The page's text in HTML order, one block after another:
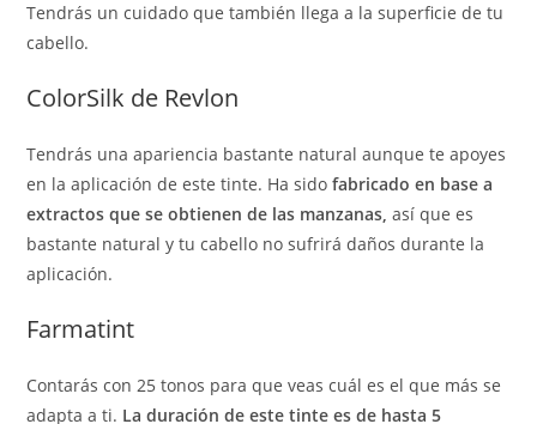
Tendrás un cuidado que también llega a la superficie de tu
cabello.
ColorSilk de Revlon
Tendrás una apariencia bastante natural aunque te apoyes
en la aplicación de este tinte. Ha sidofabricado en base a
extractos que se obtienen de las manzanas, así que es
bastante natural y tu cabello no sufrirá daños durante la
aplicación.
Farmatint
Contarás con 25 tonos para que veas cuál es el que más se
adapta a ti. La duración de este tinte es de hasta 5